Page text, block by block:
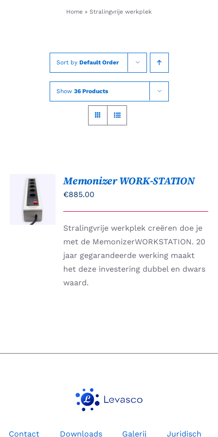
Home » Stralingvrije werkplek
Sort by Default Order
Show 36 Products
TOEVOEGEN
AAN
WINKELWAGEN
/
DETAILS
Memonizer WORK-STATION
€885.00
Stralingvrije werkplek creëren doe je
met de MemonizerWORKSTATION. 20
jaar gegarandeerde werking maakt
het deze investering dubbel en dwars
waard.
Contact Downloads Galerij Juridisch